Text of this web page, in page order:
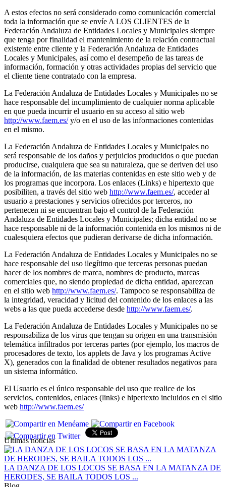
A estos efectos no será considerado como comunicación comercial
toda la información que se envíe A LOS CLIENTES de la
Federación Andaluza de Entidades Locales y Municipales siempre
que tenga por finalidad el mantenimiento de la relación contractual
existente entre cliente y la Federación Andaluza de Entidades
Locales y Municipales, así como el desempeño de las tareas de
información, formación y otras actividades propias del servicio que
el cliente tiene contratado con la empresa.
La Federación Andaluza de Entidades Locales y Municipales no se
hace responsable del incumplimiento de cualquier norma aplicable
en que pueda incurrir el usuario en su acceso al sitio web
http://www.faem.es/y/o en el uso de las informaciones contenidas
en el mismo.
La Federación Andaluza de Entidades Locales y Municipales no
será responsable de los daños y perjuicios producidos o que puedan
producirse, cualquiera que sea su naturaleza, que se deriven del uso
de la información, de las materias contenidas en este sitio web y de
los programas que incorpora. Los enlaces (Links) e hipertexto que
posibiliten, a través del sitio web http://www.faem.es/, acceder al
usuario a prestaciones y servicios ofrecidos por terceros, no
pertenecen ni se encuentran bajo el control de la Federación
Andaluza de Entidades Locales y Municipales; dicha entidad no se
hace responsable ni de la información contenida en los mismos ni de
cualesquiera efectos que pudieran derivarse de dicha información.
La Federación Andaluza de Entidades Locales y Municipales no se
hace responsable del uso ilegítimo que terceras personas puedan
hacer de los nombres de marca, nombres de producto, marcas
comerciales que, no siendo propiedad de dicha entidad, aparezcan
en el sitio web http://www.faem.es/. Tampoco se responsabiliza de
la integridad, veracidad y licitud del contenido de los enlaces a las
webs a las que pueda accederse desde http://www.faem.es/.
La Federación Andaluza de Entidades Locales y Municipales no se
responsabiliza de los virus que tengan su origen en una transmisión
telemática infiltrados por terceras partes (por ejemplo, los macros de
procesadores de texto, los applets de Java y los programas Active
X), generados con la finalidad de obtener resultados negativos para
un sistema informático.
El Usuario es el único responsable del uso que realice de los
servicios, contenidos, enlaces (links) e hipertexto incluidos en el sitio
web http://www.faem.es/
Ultimas noticias
LA DANZA DE LOS LOCOS SE BASA EN LA MATANZA DE
HERODES, SE BAILA TODOS LOS ...